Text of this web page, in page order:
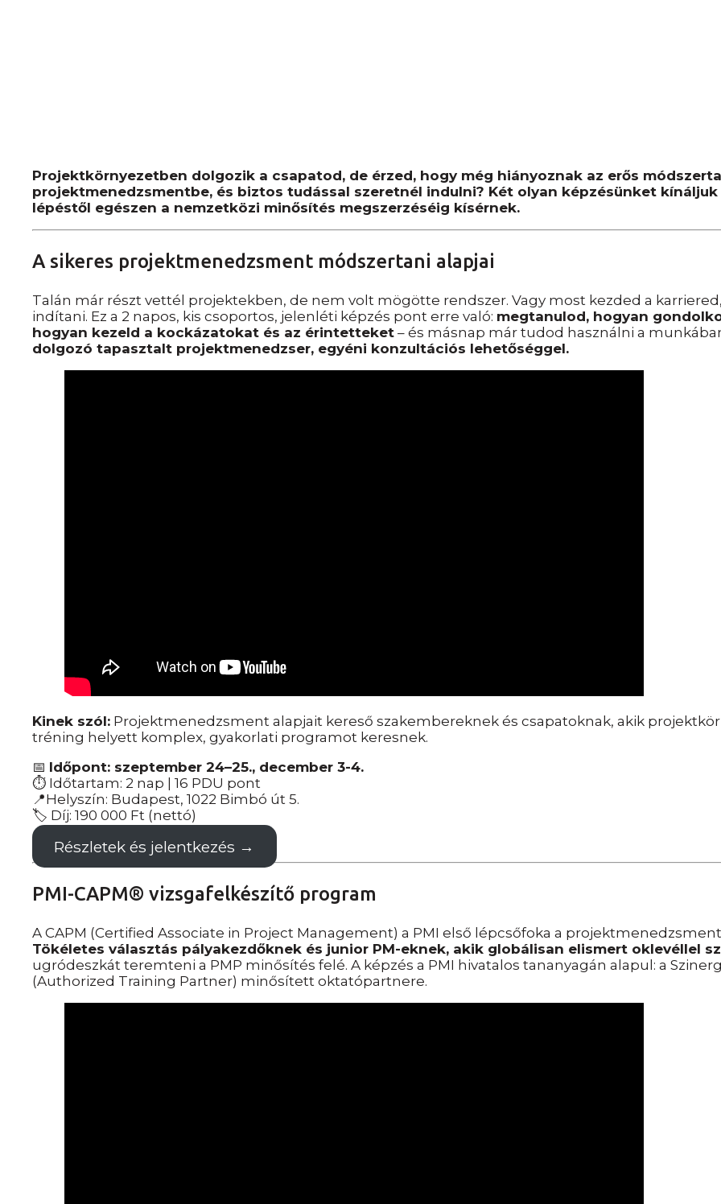
Projektkörnyezetben dolgozik a csapatod, de érzed, hogy még hiányoznak az erős
projektmenedzsmentbe, és biztos tudással szeretnél indulni? Két olyan képzésünket
lépéstől egészen a nemzetközi minősítés megszerzéséig kísérnek.
A sikeres projektmenedzsment módszertani alapjai
Talán már részt vettél projektekben, de nem volt mögötte rendszer. Vagy most kezded a
indítani. Ez a 2 napos, kis csoportos, jelenléti képzés pont erre való: megtanulod, hogyan
hogyan kezeld a kockázatokat és az érintetteket – és másnap már tudod használni a
dolgozó tapasztalt projektmenedzser, egyéni konzultációs lehetőséggel.
Kinek szól: Projektmenedzsment alapjait kereső szakembereknek és csapatoknak, akik
tréning helyett komplex, gyakorlati programot keresnek.
📅 Időpont: szeptember 24–25., december 3-4.
⏱ Időtartam: 2 nap | 16 PDU pont
📍Helyszín: Budapest, 1022 Bimbó út 5.
🏷️ Díj: 190 000 Ft (nettó)
Részletek és jelentkezés →
PMI-CAPM® vizsgafelkészítő program
A CAPM (Certified Associate in Project Management) a PMI első lépcsőfoka a
Tökéletes választás pályakezdőknek és junior PM-eknek, akik globálisan elismert oklevéllel
ugródeszkát teremteni a PMP minősítés felé. A képzés a PMI hivatalos tananyagán alapul: a
(Authorized Training Partner) minősített oktatópartnere.